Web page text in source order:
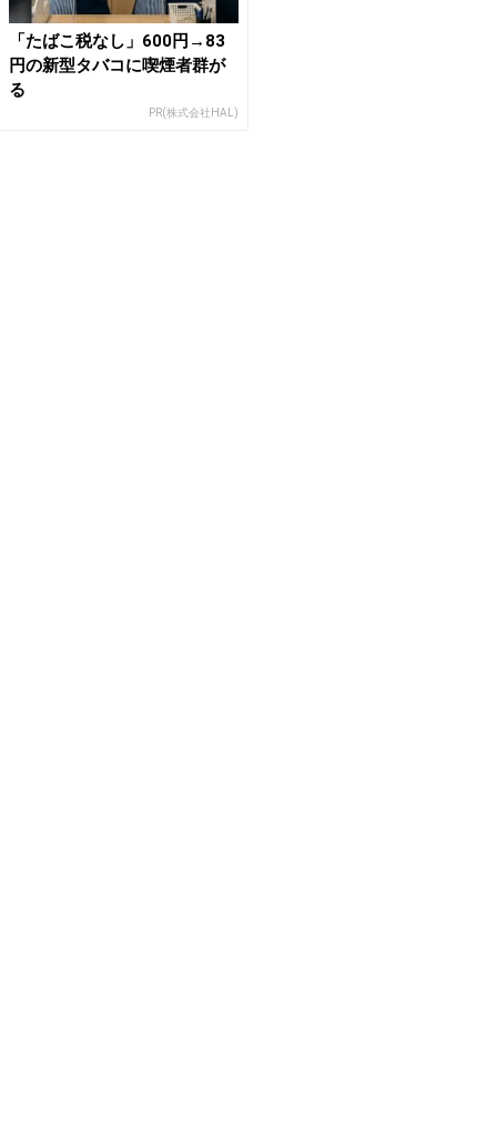
「たばこ税なし」600円→83
円の新型タバコに喫煙者群が
る
PR(株式会社HAL)